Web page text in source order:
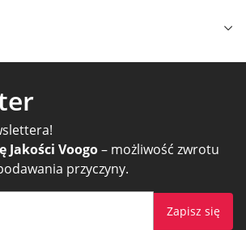
Jakości Voogo– możliwość zwrotu
przyczyny.
Zapisz się